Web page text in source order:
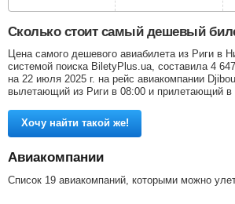
Сколько стоит самый дешевый
Цена самого дешевого авиабилета из Риги в
системой поиска BiletyPlus.ua, составила 4 647
на 22 июля 2025 г. на рейс авиакомпании
вылетающий из Риги в 08:00 и прилетающий в
Хочу найти такой же!
Авиакомпании
Список 19 авиакомпаний, которыми можно